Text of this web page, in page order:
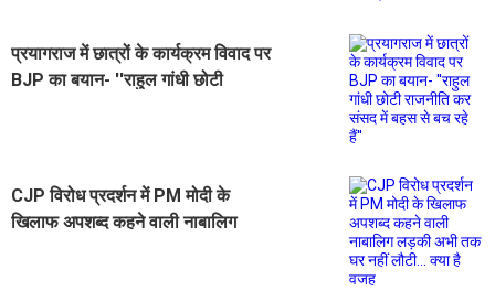
प्रयागराज में छात्रों के कार्यक्रम विवाद पर
BJP का बयान- ''राहुल गांधी छोटी
CJP विरोध प्रदर्शन में PM मोदी के
खिलाफ अपशब्द कहने वाली नाबालिग